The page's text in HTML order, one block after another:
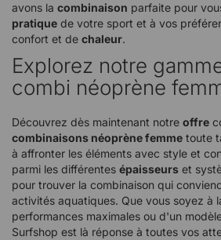
avons la combinaison parfaite pour
pratique de votre sport et à vos
confort et de chaleur.
Explorez notre
combi néoprène
Découvrez dès maintenant notre offre
combinaisons néoprène femme toute
à affronter les éléments avec style et
parmi les différentes épaisseurs et
pour trouver la combinaison qui
activités aquatiques. Que vous soyez à
performances maximales ou d'un
Surfshop est là réponse à toutes vos